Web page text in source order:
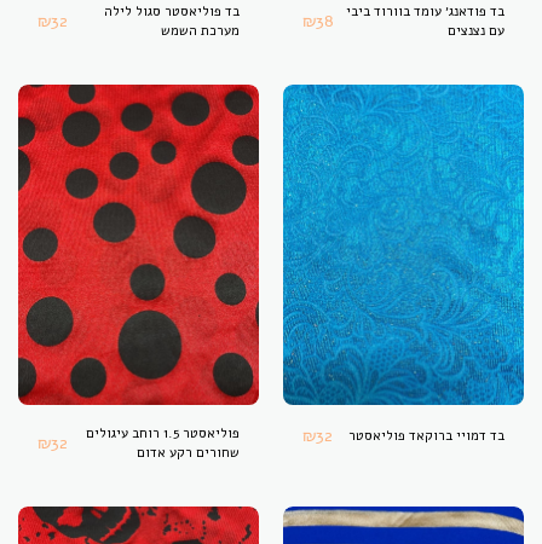
בד פודאנג׳ עומד בוורוד ביבי
עם נצנצים
₪38
בד פוליאסטר סגול לילה
מערכת השמש
₪32
בד דמויי ברוקאד פוליאסטר ₪32
פוליאסטר 1.5 רוחב עיגולים
שחורים רקע אדום
₪32